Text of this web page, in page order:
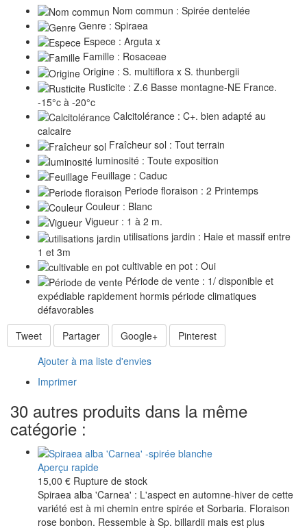
Nom commun : Spirée dentelée
Genre : Spiraea
Espece : Arguta x
Famille : Rosaceae
Origine : S. multiflora x S. thunbergii
Rusticite : Z.6 Basse montagne-NE France.
-15°c à -20°c
Calcitolérance : C+. bien adapté au
calcaire
Fraîcheur sol : Tout terrain
luminosité : Toute exposition
Feuillage : Caduc
Periode floraison : 2 Printemps
Couleur : Blanc
Vigueur : 1 à 2 m.
utilisations jardin : Haie et massif entre
1 et 3m
cultivable en pot : Oui
Période de vente : 1/ disponible et
expédiable rapidement hormis période climatiques
défavorables
Tweet
Partager Google+
Pinterest
Ajouter à ma liste d'envies
Imprimer
30 autres produits dans la même
catégorie :
Aperçu rapide
15,00 € Rupture de stock
Spiraea alba 'Carnea' : L'aspect en automne-hiver de cette
variété est à mi chemin entre spirée et Sorbaria. Floraison
rose bonbon. Ressemble à Sp. billardii mais est plus